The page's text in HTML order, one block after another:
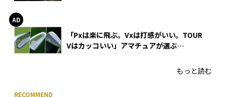
「Pxは楽に飛ぶ。Vxは打感がいい。TOUR
Vはカッコいい」アマチュアが選ぶ
もっと読む